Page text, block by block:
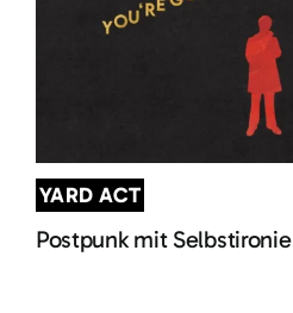
YARD ACT
Postpunk mit Selbstironie